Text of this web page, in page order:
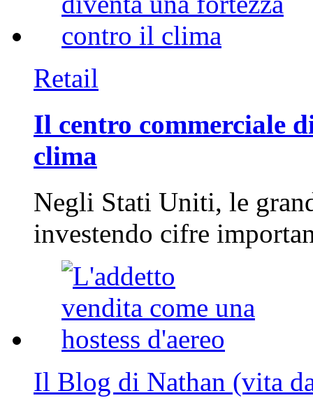
Retail
Il centro commerciale
clima
Negli Stati Uniti, le
investendo cifre
Il Blog di Nathan (vita